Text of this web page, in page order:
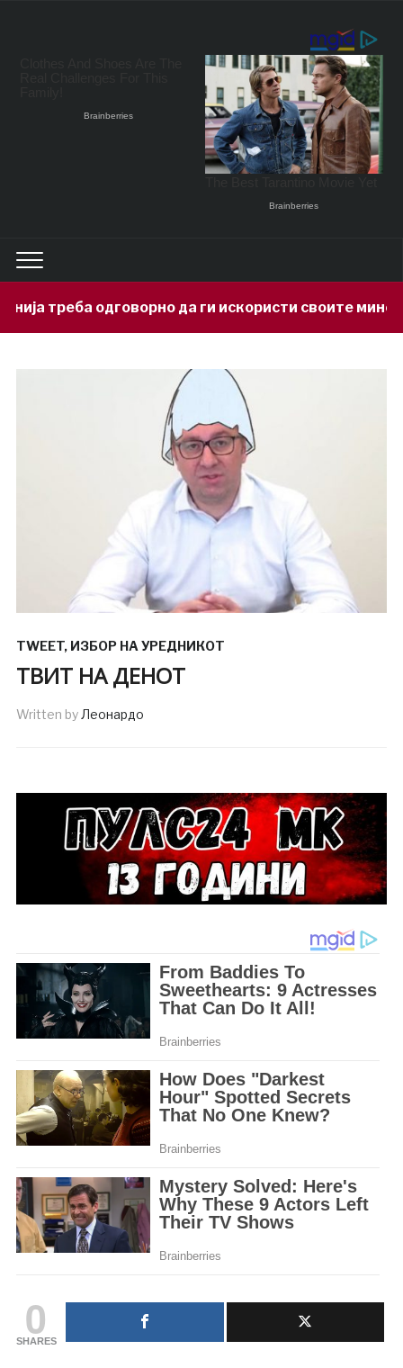
да ги искористи своите минерални богатства
TWEET, ИЗБОР НА УРЕДНИКОТ
ТВИТ НА ДЕНОТ
Written byЛеонардо
0
SHARES